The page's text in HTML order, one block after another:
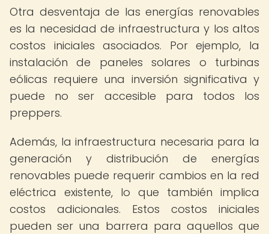
Otra desventaja de las energías renovables
es la necesidad de infraestructura y los altos
costos iniciales asociados. Por ejemplo, la
instalación de paneles solares o turbinas
eólicas requiere una inversión significativa y
puede no ser accesible para todos los
preppers.
Además, la infraestructura necesaria para la
generación y distribución de energías
renovables puede requerir cambios en la red
eléctrica existente, lo que también implica
costos adicionales. Estos costos iniciales
pueden ser una barrera para aquellos que